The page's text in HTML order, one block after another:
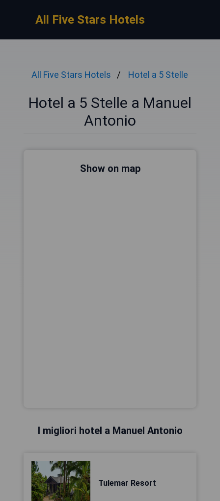
All Five Stars Hotels
All Five Stars Hotels Hotel a 5 Stelle
Hotel a 5 Stelle a Manuel
Antonio
Show on map
I migliori hotel a Manuel Antonio
Tulemar Resort